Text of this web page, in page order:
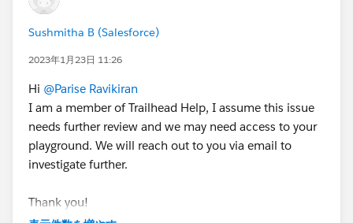
Sushmitha B (Salesforce)
2023年1月23日 11:26
Hi @Parise Ravikiran
I am a member of Trailhead Help, I assume this issue
needs further review and we may need access to your
playground. We will reach out to you via email to
investigate further.
Thank you!